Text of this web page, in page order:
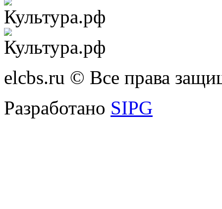
elcbs.ru © Все права
Разработано SIPG